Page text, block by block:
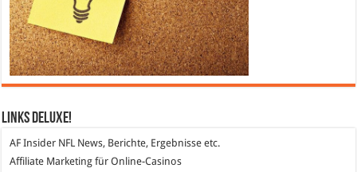
Links DeLuXe!
AF Insider NFL News, Berichte, Ergebnisse etc.
Affiliate Marketing für Online-Casinos